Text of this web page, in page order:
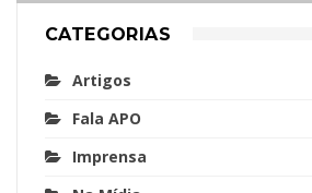
CATEGORIAS
Artigos
Fala APO
Imprensa